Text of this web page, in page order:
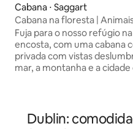
Cabana ⋅ Saggart
Cabana na floresta |
de hidromassagem e
Fuja para o nosso refúgio
encosta, com uma cabana
privada com vistas
mar, a montanha e a cidade
cobertor elétrico e acesso
cozinha compartilhada.
Dublin: